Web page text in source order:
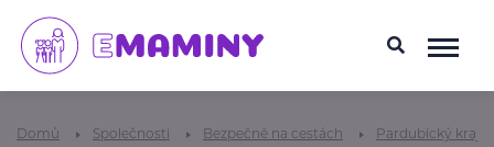
Domů Společnosti Bezpečně na cestách Pardubický kraj